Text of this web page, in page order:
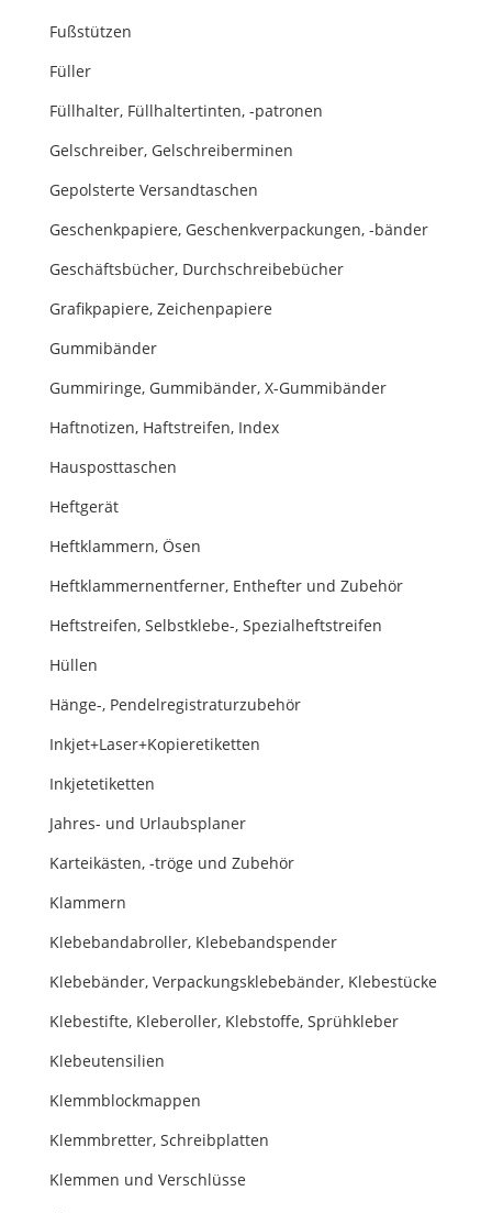
Fußstützen
Füller
Füllhalter, Füllhaltertinten, -patronen
Gelschreiber, Gelschreiberminen
Gepolsterte Versandtaschen
Geschenkpapiere, Geschenkverpackungen, -bänder
Geschäftsbücher, Durchschreibebücher
Grafikpapiere, Zeichenpapiere
Gummibänder
Gummiringe, Gummibänder, X-Gummibänder
Haftnotizen, Haftstreifen, Index
Hausposttaschen
Heftgerät
Heftklammern, Ösen
Heftklammernentferner, Enthefter und Zubehör
Heftstreifen, Selbstklebe-, Spezialheftstreifen
Hüllen
Hänge-, Pendelregistraturzubehör
Inkjet+Laser+Kopieretiketten
Inkjetetiketten
Jahres- und Urlaubsplaner
Karteikästen, -tröge und Zubehör
Klammern
Klebebandabroller, Klebebandspender
Klebebänder, Verpackungsklebebänder, Klebestücke
Klebestifte, Kleberoller, Klebstoffe, Sprühkleber
Klebeutensilien
Klemmblockmappen
Klemmbretter, Schreibplatten
Klemmen und Verschlüsse